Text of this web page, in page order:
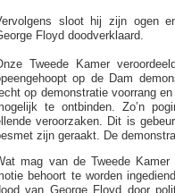
sloot hij zijn ogen
Floyd doodverklaard.
Tweede Kamer
op de Dam
op demonstratie voorrang
te ontbinden. Zo’n
veroorzaken. Dit is
zijn geraakt. De
mag van de Tweede
behoort te worden
van George Floyd door